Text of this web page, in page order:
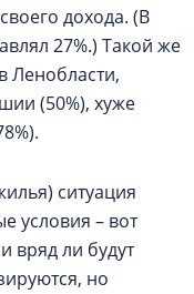
дохода. (В
27%.) Такой же
Ленобласти,
(50%), хуже
ситуация
условия – вот
вряд ли будут
но